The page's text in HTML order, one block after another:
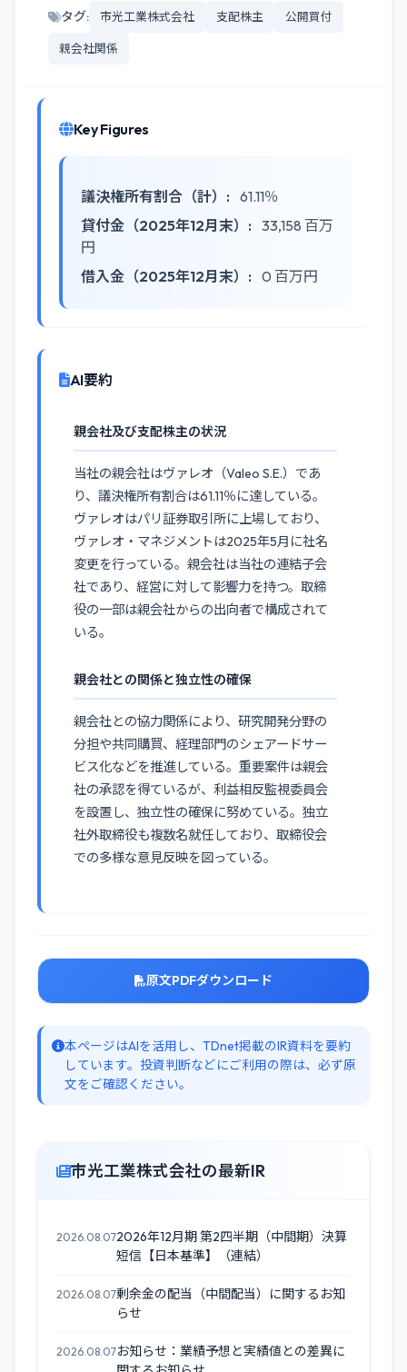
タグ: 市光工業株式会社 支配株主 公開買付
親会社関係
Key Figures
議決権所有割合（計）: 61.11％
貸付金（2025年12月末）: 33,158 百万
円
借入金（2025年12月末）: 0 百万円
AI要約
親会社及び支配株主の状況
当社の親会社はヴァレオ（Valeo S.E.）であ
り、議決権所有割合は61.11％に達している。
ヴァレオはパリ証券取引所に上場しており、
ヴァレオ・マネジメントは2025年5月に社名
変更を行っている。親会社は当社の連結子会
社であり、経営に対して影響力を持つ。取締
役の一部は親会社からの出向者で構成されて
いる。
親会社との関係と独立性の確保
親会社との協力関係により、研究開発分野の
分担や共同購買、経理部門のシェアードサー
ビス化などを推進している。重要案件は親会
社の承認を得ているが、利益相反監視委員会
を設置し、独立性の確保に努めている。独立
社外取締役も複数名就任しており、取締役会
での多様な意見反映を図っている。
原文PDFダウンロード
本ページはAIを活用し、TDnet掲載のIR資料を要約
しています。投資判断などにご利用の際は、必ず原
文をご確認ください。
市光工業株式会社の最新IR
2026.08.072026年12月期 第2四半期（中間期）決算
短信【日本基準】（連結）
2026.08.07剰余金の配当（中間配当）に関するお知
らせ
2026.08.07お知らせ：業績予想と実績値との差異に